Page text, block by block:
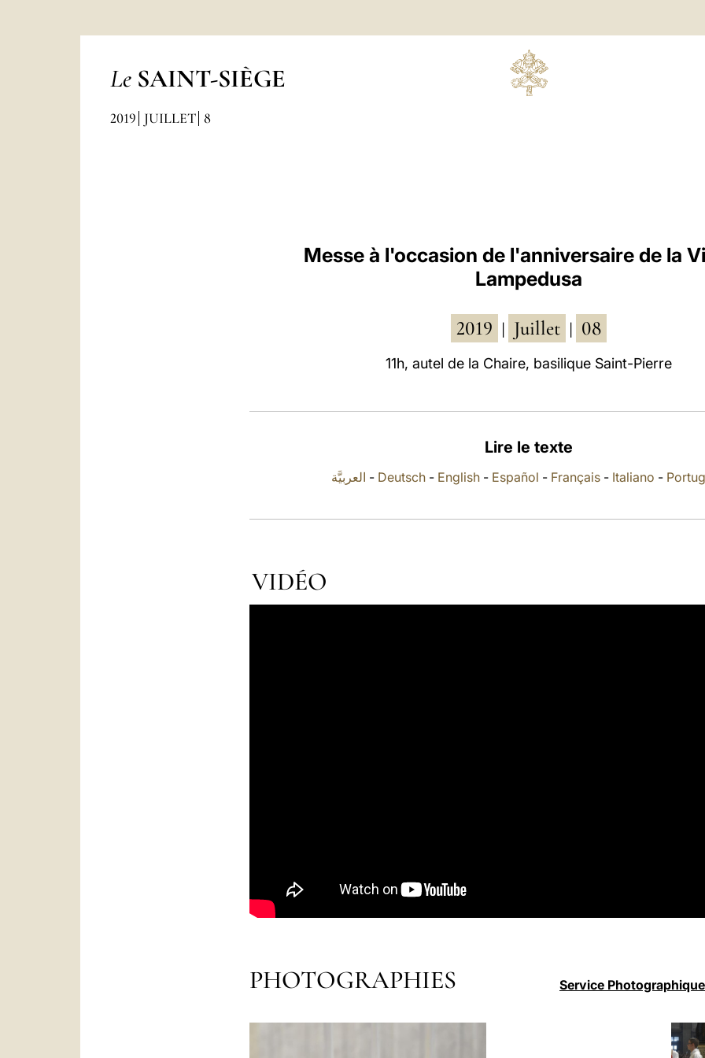
Le SAINT-SIÈGE
2019 JUILLET 8
Messe à l'occasion de l'anniversaire de la
Lampedusa
2019 Juillet 08
11h, autel de la Chaire, basilique Saint-Pierre
Lire le texte
العربيَّة - Deutsch - English - Español - Français - Italiano -
VIDÉO
PHOTOGRAPHIES Service